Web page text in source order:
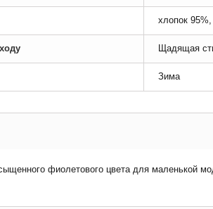
хлопок
Щадящая
Зима
фиолетового цвета для маленькой